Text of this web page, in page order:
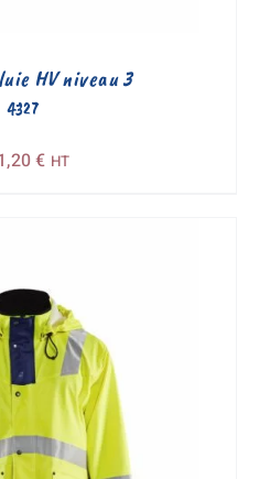
4327
HV niveau 3
€ HT